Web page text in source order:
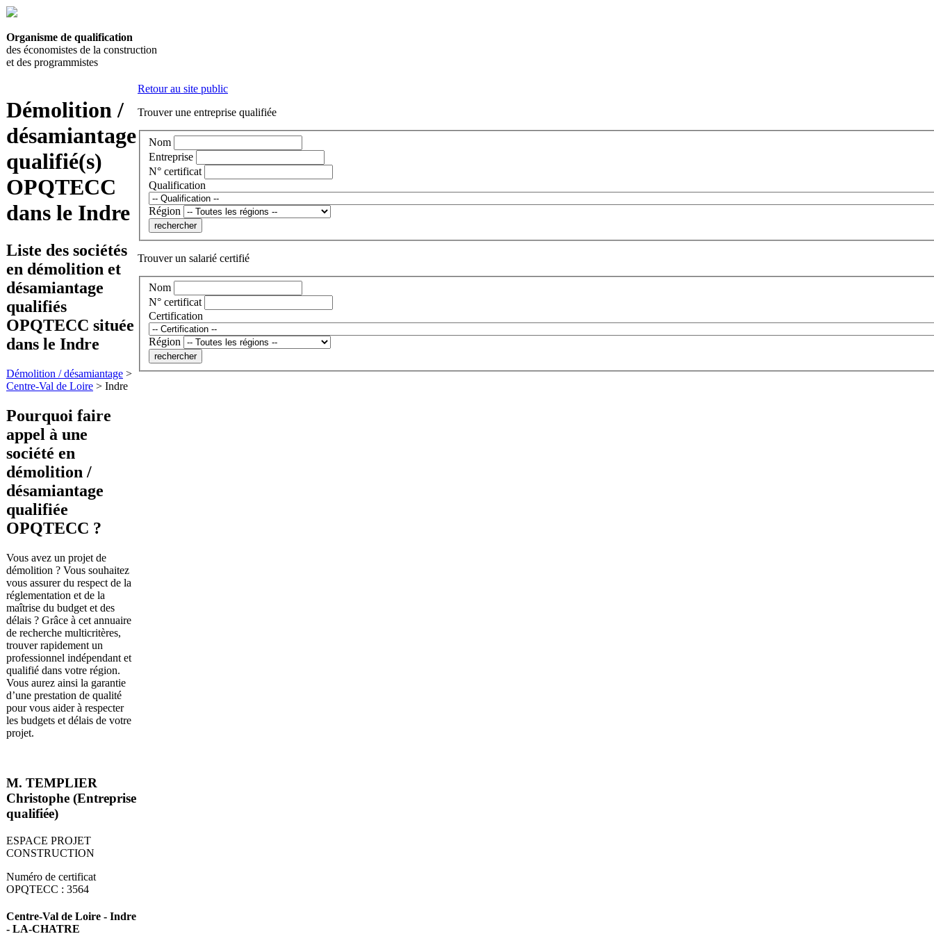
Organisme de qualification
des économistes de la construction
et des programmistes
Démolition /
désamiantage
qualifié(s)
OPQTECC
dans le Indre
Liste des sociétés
en démolition et
désamiantage
qualifiés
OPQTECC située
dans le Indre
Démolition / désamiantage >
Centre-Val de Loire > Indre
Pourquoi faire
appel à une
société en
démolition /
désamiantage
qualifiée
OPQTECC ?
Vous avez un projet de
démolition ? Vous souhaitez
vous assurer du respect de la
réglementation et de la
maîtrise du budget et des
délais ? Grâce à cet annuaire
de recherche multicritères,
trouver rapidement un
professionnel indépendant et
qualifié dans votre région.
Vous aurez ainsi la garantie
d’une prestation de qualité
pour vous aider à respecter
les budgets et délais de votre
projet.
M. TEMPLIER
Christophe (Entreprise
qualifiée)
ESPACE PROJET
CONSTRUCTION
Numéro de certificat
OPQTECC : 3564
Centre-Val de Loire - Indre
- LA-CHATRE
Retour au site public
Trouver une entreprise qualifiée
Nom
Entreprise
N° certificat
Qualification
Région
Trouver un salarié certifié
Nom
N° certificat
Certification
Région